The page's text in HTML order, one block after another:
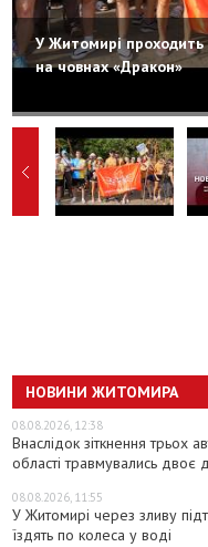
У Житомирі проходить
на човнах «Дракон»
НОВИНИ ЖИТОМИРА
08.08.2026, 12:38
Внаслідок зіткнення трьох
області травмувались двоє
08.08.2026, 11:55
У Житомирі через зливу
їздять по колеса у воді